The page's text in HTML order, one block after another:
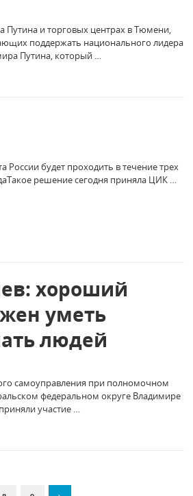
и торговых центрах в Тюмени,
поддержать национального лидера
Путина, который …
будет проходить в течение трех
решение сегодня приняла ЦИК …
хороший
уметь
людей
самоуправления при полномочном
федеральном округе Владимире
участие …